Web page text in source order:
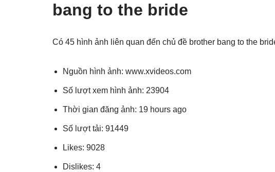
bang to the bride
Có 45 hình ảnh liên quan đến chủ đề brother bang to the
Nguồn hình ảnh: www.xvideos.com
Số lượt xem hình ảnh: 23904
Thời gian đăng ảnh: 19 hours ago
Số lượt tải: 91449
Likes: 9028
Dislikes: 4